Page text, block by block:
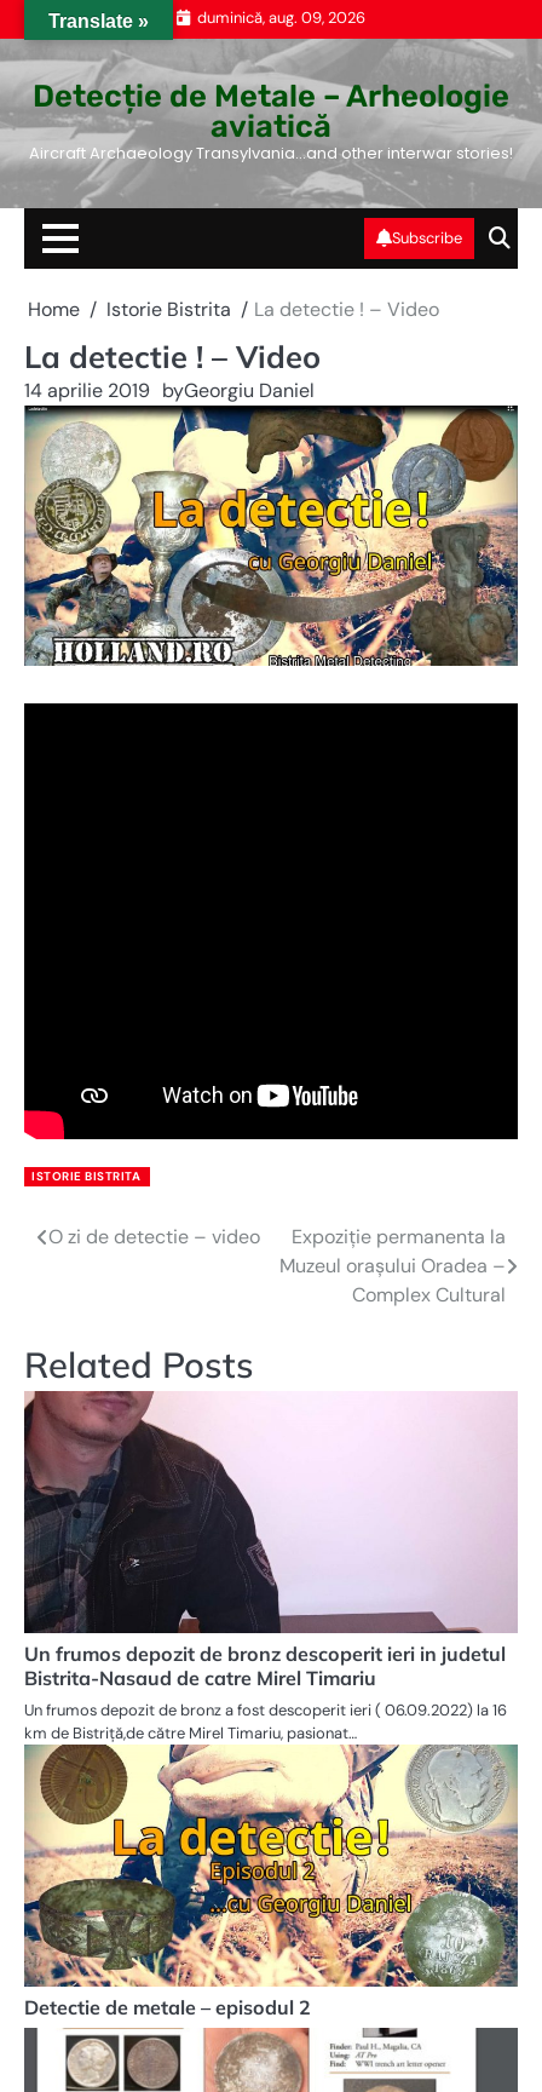
to
duminică, aug. 09, 2026
Detecție de Metale – Arheologie
aviatică
Aircraft Archaeology Transylvania…and other interwar stories!
Subscribe
Home Istorie Bistrita La detectie ! – Video
La detectie ! – Video
14 aprilie 2019 byGeorgiu Daniel
ISTORIE BISTRITA
Navigare
O zi de detectie – video
Expoziție permanenta la
Muzeul orașului Oradea –
Complex Cultural
Related Posts
Un frumos depozit de bronz descoperit ieri in judetul
Bistrita-Nasaud de catre Mirel Timariu
Un frumos depozit de bronz a fost descoperit ieri ( 06.09.2022) la 16
km de Bistriță,de către Mirel Timariu, pasionat…
Detectie de metale – episodul 2
Translate »